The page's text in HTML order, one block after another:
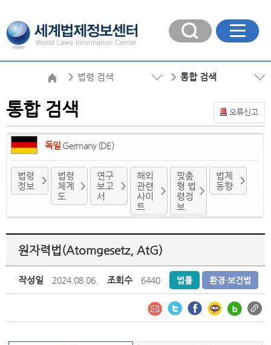
법령 검색 통합 검색
오류신고
통합 검색
독일 Germany (DE)
법령
정보
법령
체계
도
연구
보고
서
해외
관련
사이
트
맞춤
형 법
령정
보
법제
동향
원자력법(Atomgesetz, AtG)
작성일 2024.08.06. 조회수 6440 법률 환경·보건법